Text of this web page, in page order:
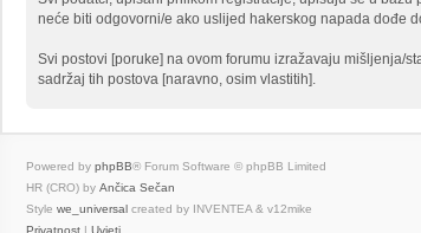
neće biti odgovorni/e ako uslijed hakerskog napada dođe
Svi postovi [poruke] na ovom forumu izražavaju mišljenja/
sadržaj tih postova [naravno, osim vlastitih].
Powered by phpBB® Forum Software © phpBB Limited
HR (CRO) by Ančica Sečan
Style we_universal created by INVENTEA & v12mike
Privatnost | Uvjeti